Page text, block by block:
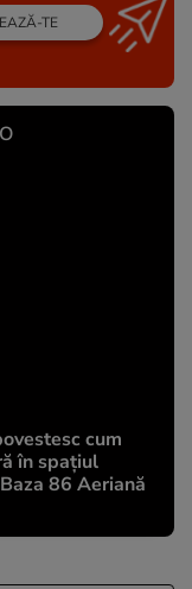
TE
cum
în spațiul
86 Aeriană